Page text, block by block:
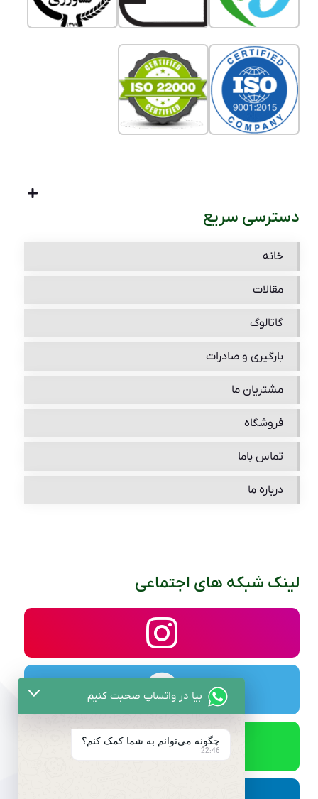
دسترسی سریع
خانه
مقالات
گاتالوگ
بارگیری و صادرات
مشتریان ما
فروشگاه
تماس باما
درباره ما
لینک شبکه های اجتماعی
بیا در واتساپ صحبت کنیم
چگونه می‌توانم به شما کمک کنم؟
22:46